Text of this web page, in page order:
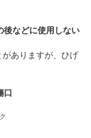
後などに使用しない
ありますが、ひげ
口